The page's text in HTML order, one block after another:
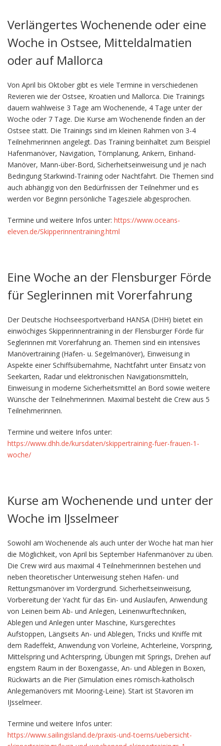
Verlängertes Wochenende oder eine
Woche in Ostsee, Mitteldalmatien
oder auf Mallorca
Von April bis Oktober gibt es viele Termine in verschiedenen
Revieren wie der Ostsee, Kroatien und Mallorca. Die Trainings
dauern wahlweise 3 Tage am Wochenende, 4 Tage unter der
Woche oder 7 Tage. Die Kurse am Wochenende finden an der
Ostsee statt. Die Trainings sind im kleinen Rahmen von 3-4
Teilnehmerinnen angelegt. Das Training beinhaltet zum Beispiel
Hafenmanöver, Navigation, Törnplanung, Ankern, Einhand-
Manöver, Mann-über-Bord, Sicherheitseinweisung und je nach
Bedingung Starkwind-Training oder Nachtfahrt. Die Themen sind
auch abhängig von den Bedürfnissen der Teilnehmer und es
werden vor Beginn persönliche Tagesziele abgesprochen.
Termine und weitere Infos unter: https://www.oceans-
eleven.de/Skipperinnentraining.html
Eine Woche an der Flensburger Förde
für Seglerinnen mit Vorerfahrung
Der Deutsche Hochseesportverband HANSA (DHH) bietet ein
einwöchiges Skipperinnentraining in der Flensburger Förde für
Seglerinnen mit Vorerfahrung an. Themen sind ein intensives
Manövertraining (Hafen- u. Segelmanöver), Einweisung in
Aspekte einer Schiffsübernahme, Nachtfahrt unter Einsatz von
Seekarten, Radar und elektronischen Navigationsmitteln,
Einweisung in moderne Sicherheitsmittel an Bord sowie weitere
Wünsche der Teilnehmerinnen. Maximal besteht die Crew aus 5
Teilnehmerinnen.
Termine und weitere Infos unter:
https://www.dhh.de/kursdaten/skippertraining-fuer-frauen-1-
woche/
Kurse am Wochenende und unter der
Woche im IJsselmeer
Sowohl am Wochenende als auch unter der Woche hat man hier
die Möglichkeit, von April bis September Hafenmanöver zu üben.
Die Crew wird aus maximal 4 Teilnehmerinnen bestehen und
neben theoretischer Unterweisung stehen Hafen- und
Rettungsmanöver im Vordergrund. Sicherheitseinweisung,
Vorbereitung der Yacht für das Ein- und Auslaufen, Anwendung
von Leinen beim Ab- und Anlegen, Leinenwurftechniken,
Ablegen und Anlegen unter Maschine, Kursgerechtes
Aufstoppen, Längseits An- und Ablegen, Tricks und Kniffe mit
dem Radeffekt, Anwendung von Vorleine, Achterleine, Vorspring,
Mittelspring und Achterspring, Übungen mit Springs, Drehen auf
engstem Raum in der Boxengasse, An- und Ablegen in Boxen,
Rückwärts an die Pier (Simulation eines römisch-katholisch
Anlegemanövers mit Mooring-Leine). Start ist Stavoren im
IJsselmeer.
Termine und weitere Infos unter:
https://www.sailingisland.de/praxis-und-toerns/uebersicht-